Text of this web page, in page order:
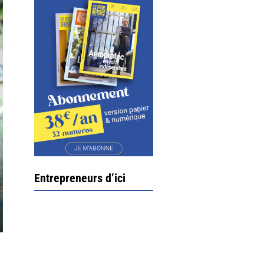
Entrepreneurs d’ici